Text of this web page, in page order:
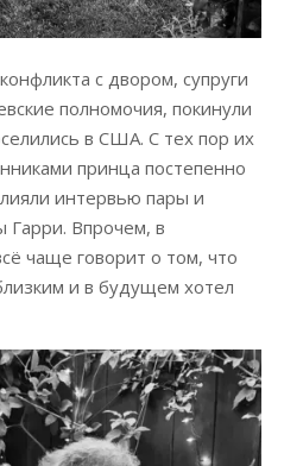
с двором, супруги
полномочия, покинули
в США. С тех пор их
принца постепенно
интервью пары и
Гарри. Впрочем, в
чаще говорит о том, что
и в будущем хотел